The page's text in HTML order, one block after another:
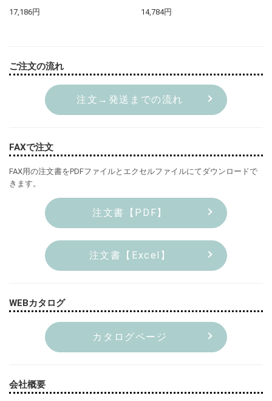
17,186円 14,784円
ご注文の流れ
注文→発送までの流れ
FAXで注文
FAX用の注文書をPDFファイルとエクセルファイルにてダウンロードで
きます。
注文書【PDF】
注文書【Excel】
WEBカタログ
カタログページ
会社概要